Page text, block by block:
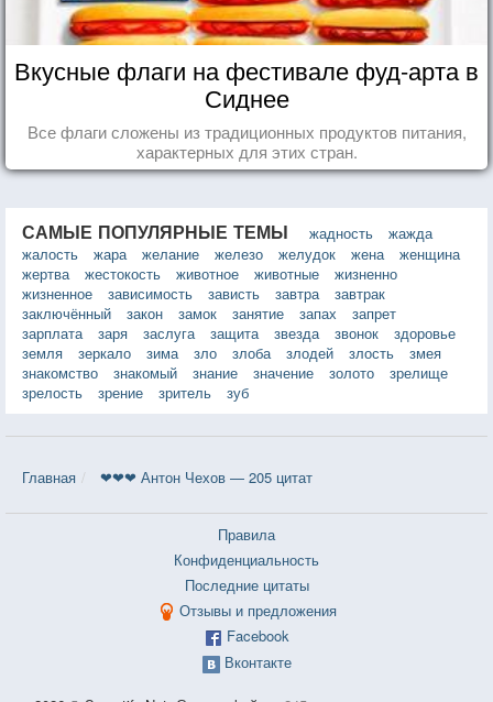
Вкусные флаги на фестивале фуд-арта в
Сиднее
Все флаги сложены из традиционных продуктов питания,
характерных для этих стран.
САМЫЕ ПОПУЛЯРНЫЕ ТЕМЫ жадность
жажда
жалость
жара желание железо желудок жена
женщина
жертва
жестокость животное животные
жизненно
жизненное
зависимость зависть завтра
завтрак
заключённый
закон замок занятие запах
запрет
зарплата
заря заслуга защита звезда звонок
здоровье
земля
зеркало зима зло злоба злодей злость
змея
знакомство
знакомый знание значение золото
зрелище
зрелость
зрение зритель зуб
Главная ❤❤❤ Антон Чехов — 205 цитат
Правила
Конфиденциальность
Последние цитаты
Отзывы и предложения
Facebook
Вконтакте